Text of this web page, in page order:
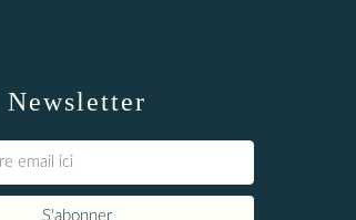
Newsletter